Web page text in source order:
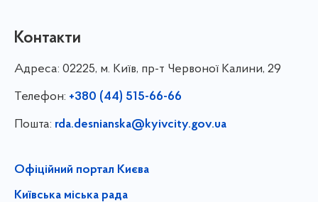
Контакти
Адреса: 02225, м. Київ, пр-т Червоної Калини, 29
Телефон: +380 (44) 515-66-66
Пошта: rda.desnianska@kyivcity.gov.ua
Офіційний портал Києва
Київська міська рада